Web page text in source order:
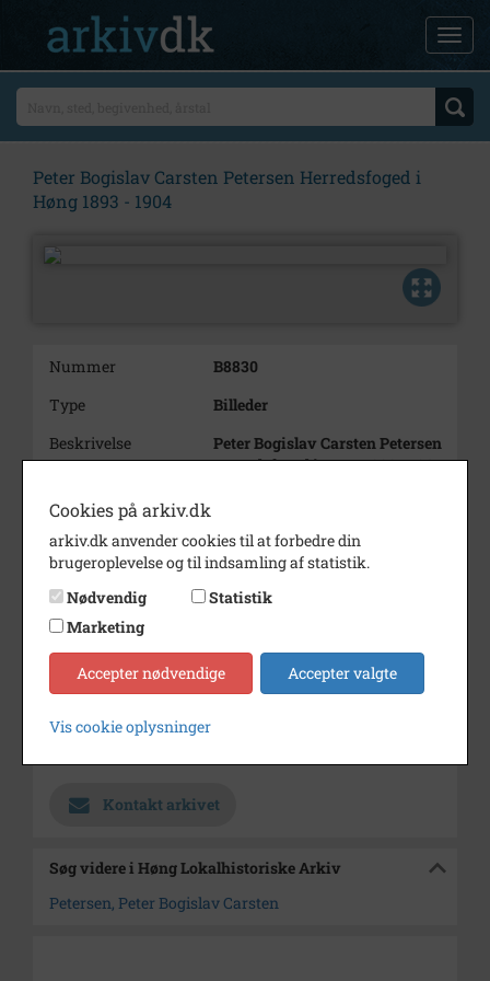
Peter Bogislav Carsten Petersen Herredsfoged i
Høng 1893 - 1904
Nummer
B8830
Type
Billeder
Beskrivelse
Peter Bogislav Carsten Petersen
Herredsfoged i Høng 1893 - 1904
Periode
Dateringsnote
1893 -1904
Se på kort
Type
Sogn (1000-2050)
Enhed
Finderup Sogn (Kalundborg
Kontakt arkivet
Søg videre i Høng Lokalhistoriske Arkiv
Petersen, Peter Bogislav Carsten
Cookies på arkiv.dk
arkiv.dk anvender cookies til at forbedre din
brugeroplevelse og til indsamling af statistik.
Nødvendig
Statistik
Marketing
Accepter nødvendige Accepter valgte
Vis cookie oplysninger